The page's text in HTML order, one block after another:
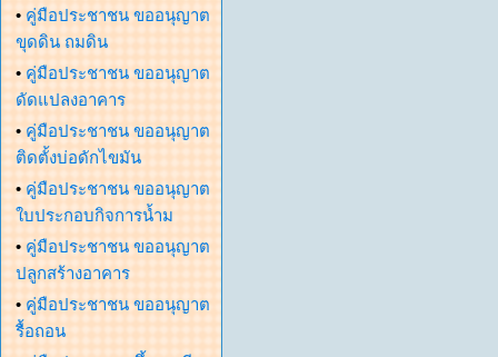
• คู่มือประชาชน ขออนุญาต
ขุดดิน ถมดิน
• คู่มือประชาชน ขออนุญาต
ดัดแปลงอาคาร
• คู่มือประชาชน ขออนุญาต
ติดตั้งบ่อดักไขมัน
• คู่มือประชาชน ขออนุญาต
ใบประกอบกิจการน้ำม
• คู่มือประชาชน ขออนุญาต
ปลูกสร้างอาคาร
• คู่มือประชาชน ขออนุญาต
รื้อถอน